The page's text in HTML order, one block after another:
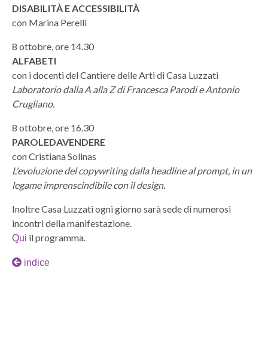
DISABILITÀ E ACCESSIBILITÀ
con Marina Perelli
8 ottobre, ore 14.30
ALFABETI
con i docenti del Cantiere delle Arti di Casa Luzzati
Laboratorio dalla A alla Z di Francesca Parodi e Antonio
Crugliano.
8 ottobre, ore 16.30
PAROLEDAVENDERE
con Cristiana Solinas
L'evoluzione del copywriting dalla headline al prompt, in un
legame imprenscindibile con il design.
Inoltre Casa Luzzati ogni giorno sarà sede di numerosi
incontri della manifestazione.
Qui il programma.
indice